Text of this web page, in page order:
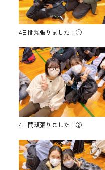
4日間頑張りました！①
4日間頑張りました！②